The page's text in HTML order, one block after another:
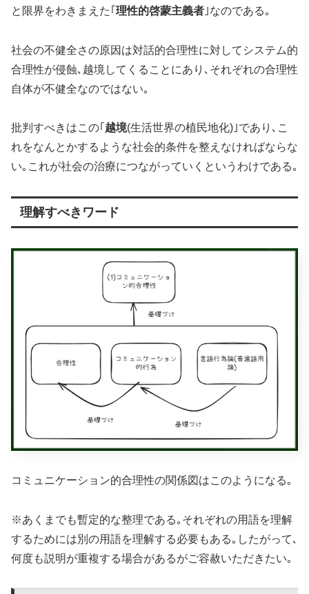
と限界をわきまえた｢ 理性的啓蒙主義者 ｣なのである｡
社会の不健全さの原因は対話的合理性に対してシステム的
合理性が侵蝕､越境してくることにあり､それぞれの合理性
自体が不健全なのではない｡
批判すべきはこの｢ 越境(生活世界の植民地化)｣であり､こ
れをなんとかするような社会的条件を整えなければならな
い｡これが社会の治療につながっていくというわけである｡
理解すべきワード
コミュニケーション的合理性の関係図はこのようになる｡
※あくまでも暫定的な整理である｡それぞれの用語を理解
するためには別の用語を理解する必要もある｡したがって､
何度も説明が重複する場合があるがご容赦いただきたい｡